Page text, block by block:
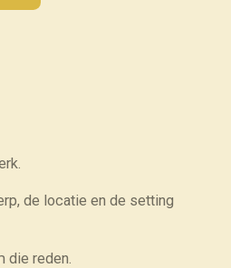
de locatie en de setting
die reden.